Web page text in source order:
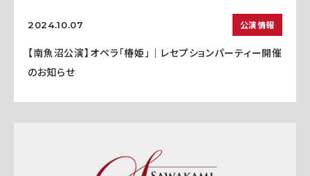
2024.10.07 公演情報
【南魚沼公演】オペラ「椿姫」｜レセプションパーティー開催
のお知らせ